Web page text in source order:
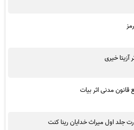
آزیتا خیری
مدنی اثر بیات
جلد اول میراث خدایان رینا کنت